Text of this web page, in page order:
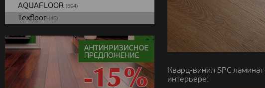
Кварц-винил SPC
интерьере:
AQUAFLOOR (594)
Texfloor (45)